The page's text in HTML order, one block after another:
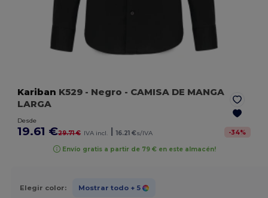
Kariban K529 - Negro - CAMISA DE MANGA
LARGA
Desde
19.61 €29.71 € IVA incl. 16.21 €s/IVA -34%
Envío gratis a partir de 79 € en este almacén!
Elegir color: Mostrar todo + 5